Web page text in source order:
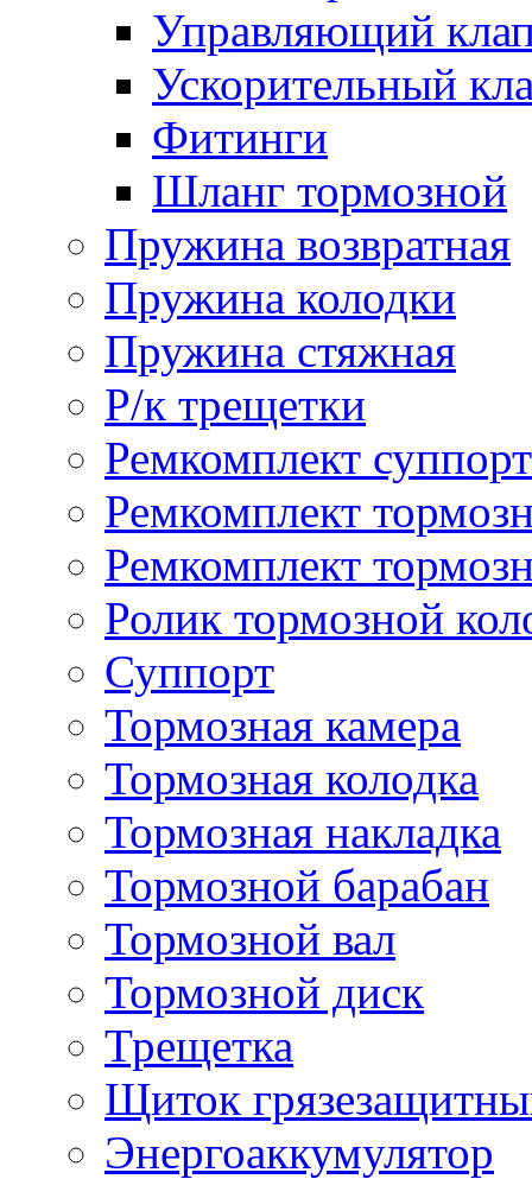
Управляющий
Ускорительный
Фитинги
Шланг тормозной
Пружина возвратная
Пружина колодки
Пружина стяжная
Р/к трещетки
Ремкомплект
Ремкомплект
Ремкомплект
Ролик тормозной
Суппорт
Тормозная камера
Тормозная колодка
Тормозная накладка
Тормозной барабан
Тормозной вал
Тормозной диск
Трещетка
Щиток
Энергоаккумулятор